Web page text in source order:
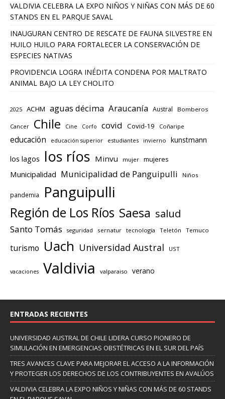
VALDIVIA CELEBRA LA EXPO NIÑOS Y NIÑAS CON MÁS DE 60
STANDS EN EL PARQUE SAVAL
INAUGURAN CENTRO DE RESCATE DE FAUNA SILVESTRE EN
HUILO HUILO PARA FORTALECER LA CONSERVACIÓN DE
ESPECIES NATIVAS
PROVIDENCIA LOGRA INÉDITA CONDENA POR MALTRATO
ANIMAL BAJO LA LEY CHOLITO
2025 ACHM aguas décima Araucanía Austral Bomberos
Cancer Chile Cine Corfo covid Covid-19 Coñaripe
educación educación superior estudiantes invierno kunstmann
los lagos los ríos Minvu mujer mujeres
Municipalidad Municipalidad de Panguipulli Niños
pandemia Panguipulli
Región de Los Ríos Saesa salud
Santo Tomás seguridad sernatur tecnología Teletón Temuco
turismo Uach Universidad Austral UST
vacaciones Valdivia valparaiso verano
ENTRADAS RECIENTES
UNIVERSIDAD AUSTRAL DE CHILE LIDERA CURSO PIONERO DE
SIMULACIÓN EN EMERGENCIAS OBSTÉTRICAS EN EL SUR DEL PAÍS
TRES AVANCES CLAVE PARA MEJORAR EL ACCESO A LA INFORMACIÓN
Y PROTEGER LOS DERECHOS DE LOS CONTRIBUYENTES EN AVALÚOS
VALDIVIA CELEBRA LA EXPO NIÑOS Y NIÑAS CON MÁS DE 60 STANDS